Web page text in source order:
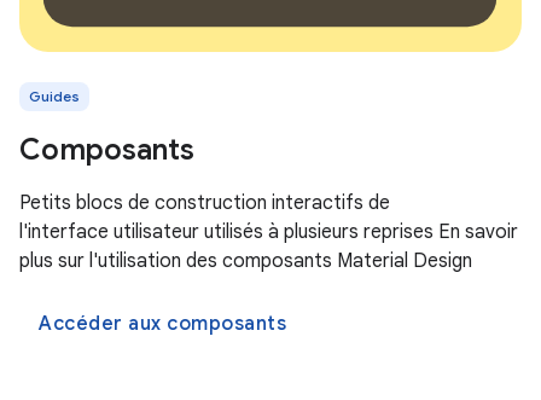
Guides
Composants
Petits blocs de construction interactifs de
l'interface utilisateur utilisés à plusieurs reprises En savoir
plus sur l'utilisation des composants Material Design
Accéder aux composants